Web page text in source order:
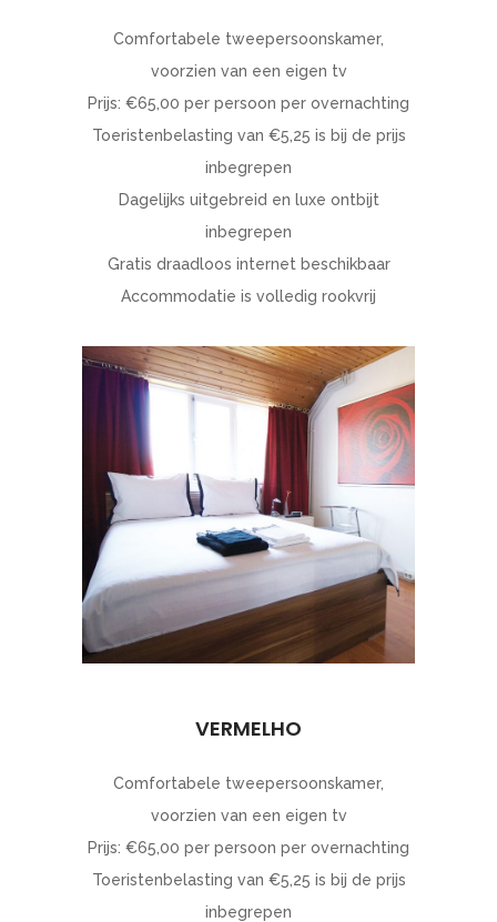
Comfortabele tweepersoonskamer,
voorzien van een eigen tv
Prijs: €65,00 per persoon per overnachting
Toeristenbelasting van €5,25 is bij de prijs
inbegrepen
Dagelijks uitgebreid en luxe ontbijt
inbegrepen
Gratis draadloos internet beschikbaar
Accommodatie is volledig rookvrij
VERMELHO
Comfortabele tweepersoonskamer,
voorzien van een eigen tv
Prijs: €65,00 per persoon per overnachting
Toeristenbelasting van €5,25 is bij de prijs
inbegrepen